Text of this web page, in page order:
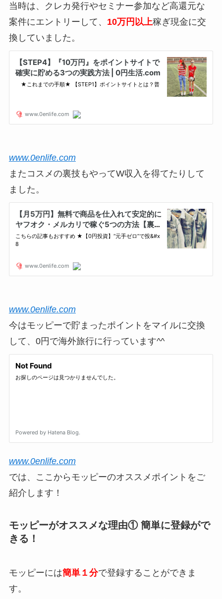
当時は、クレカ発行やセミナー参加など高還元な
案件にエントリーして、 10万円以上稼ぎ現金に交
換していました。
www.0enlife.com
またコスメの裏技もやってW収入を得てたりして
ました。
www.0enlife.com
今はモッピーで貯まったポイントをマイルに交換
して、0円で海外旅行に行っています^^
www.0enlife.com
では、ここからモッピーのオススメポイントをご
紹介します！
モッピーがオススメな理由① 簡単に登録がで
きる！
モッピーには簡単１分で登録することができま
す。